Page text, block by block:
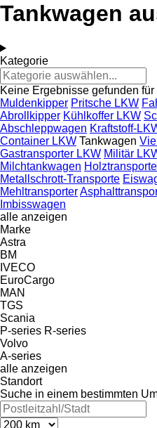
Tankwagen
Kategorie
Keine Ergebnisse gefunden
Muldenkipper Pritsche LKW
Abrollkipper Kühlkoffer LKW
Abschleppwagen Kraftstoff-
Container LKW Tankwagen
Gastransporter LKW Militär
Milchtankwagen
Metallschrott-Transporte
Mehltransporter
Imbisswagen
alle anzeigen
Marke
Astra
BM
IVECO
EuroCargo
MAN
TGS
Scania
P-series R-series
Volvo
A-series
alle anzeigen
Standort
Suche in einem bestimmten